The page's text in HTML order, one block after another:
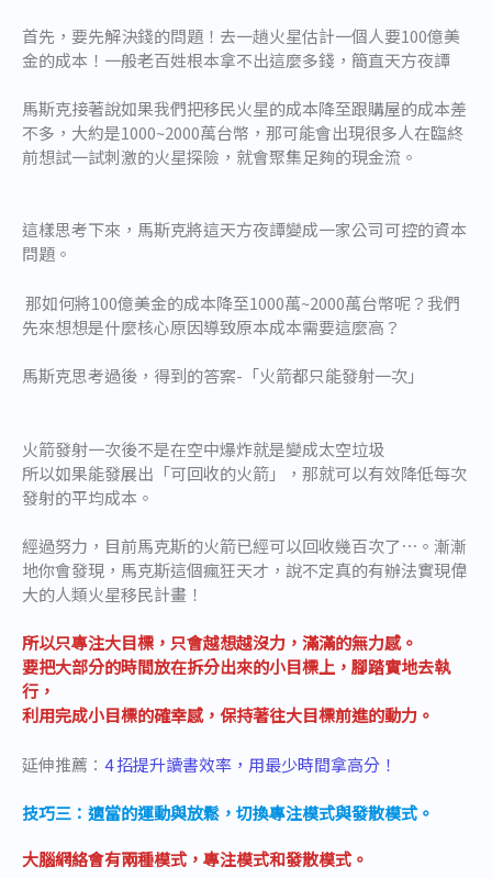
首先，要先解決錢的問題！去一趟火星估計一個人要100億美
金的成本！一般老百姓根本拿不出這麼多錢，簡直天方夜譚
馬斯克接著說如果我們把移民火星的成本降至跟購屋的成本差
不多，大約是1000~2000萬台幣，那可能會出現很多人在臨終
前想試一試刺激的火星探險，就會聚集足夠的現金流。
這樣思考下來，馬斯克將這天方夜譚變成一家公司可控的資本
問題。
那如何將100億美金的成本降至1000萬~2000萬台幣呢？我們
先來想想是什麼核心原因導致原本成本需要這麼高？
馬斯克思考過後，得到的答案-「火箭都只能發射一次」
火箭發射一次後不是在空中爆炸就是變成太空垃圾
所以如果能發展出「可回收的火箭」，那就可以有效降低每次
發射的平均成本。
經過努力，目前馬克斯的火箭已經可以回收幾百次了⋯。漸漸
地你會發現，馬克斯這個瘋狂天才，說不定真的有辦法實現偉
大的人類火星移民計畫！
所以只專注大目標，只會越想越沒力，滿滿的無力感。
要把大部分的時間放在拆分出來的小目標上，腳踏實地去執
行，
利用完成小目標的確幸感，保持著往大目標前進的動力。
延伸推薦： 4 招提升讀書效率，用最少時間拿高分！
技巧三：適當的運動與放鬆，切換專注模式與發散模式。
大腦網絡會有兩種模式，專注模式和發散模式。